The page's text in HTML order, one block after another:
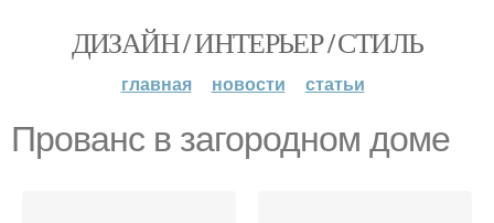
ДИЗАЙН / ИНТЕРЬЕР / СТИЛЬ
главная новости статьи
Прованс в загородном доме